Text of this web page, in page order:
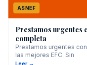
ASNEF
Prestamos urgentes
completa
Prestamos urgentes
las mejores EFC. Sin
Leer →